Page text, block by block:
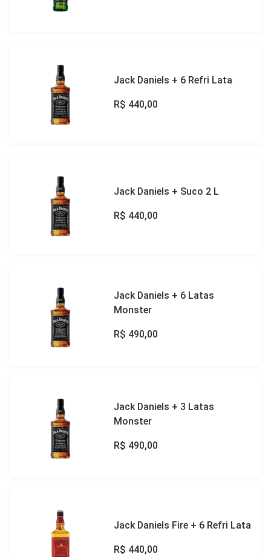
Jack Daniels + 6 Refri Lata
R$ 440,00
Jack Daniels + Suco 2 L
R$ 440,00
Jack Daniels + 6 Latas
Monster
R$ 490,00
Jack Daniels + 3 Latas
Monster
R$ 490,00
Jack Daniels Fire + 6 Refri Lata
R$ 440,00